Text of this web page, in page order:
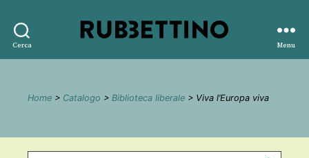
Cerca
editore
Menu
Home > Catalogo > Biblioteca liberale > Viva l’Europa viva